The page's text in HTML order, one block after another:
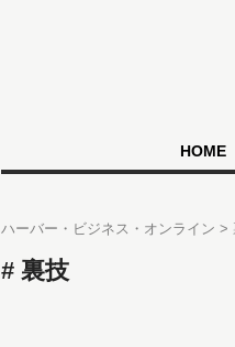
HOME
ハーバー・ビジネス・オンライン
裏技